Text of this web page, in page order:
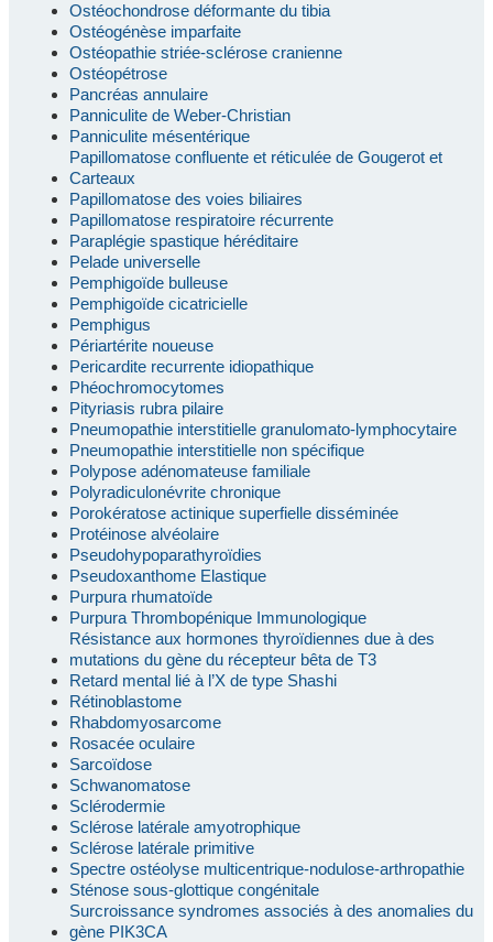
Ostéochondrose déformante du tibia
Ostéogénèse imparfaite
Ostéopathie striée-sclérose cranienne
Ostéopétrose
Pancréas annulaire
Panniculite de Weber-Christian
Panniculite mésentérique
Papillomatose confluente et réticulée de Gougerot et
Carteaux
Papillomatose des voies biliaires
Papillomatose respiratoire récurrente
Paraplégie spastique héréditaire
Pelade universelle
Pemphigoïde bulleuse
Pemphigoïde cicatricielle
Pemphigus
Périartérite noueuse
Pericardite recurrente idiopathique
Phéochromocytomes
Pityriasis rubra pilaire
Pneumopathie interstitielle granulomato-lymphocytaire
Pneumopathie interstitielle non spécifique
Polypose adénomateuse familiale
Polyradiculonévrite chronique
Porokératose actinique superfielle disséminée
Protéinose alvéolaire
Pseudohypoparathyroïdies
Pseudoxanthome Elastique
Purpura rhumatoïde
Purpura Thrombopénique Immunologique
Résistance aux hormones thyroïdiennes due à des
mutations du gène du récepteur bêta de T3
Retard mental lié à l’X de type Shashi
Rétinoblastome
Rhabdomyosarcome
Rosacée oculaire
Sarcoïdose
Schwanomatose
Sclérodermie
Sclérose latérale amyotrophique
Sclérose latérale primitive
Spectre ostéolyse multicentrique-nodulose-arthropathie
Sténose sous-glottique congénitale
Surcroissance syndromes associés à des anomalies du
gène PIK3CA